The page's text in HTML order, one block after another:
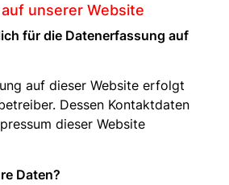
unserer Website
für die Datenerfassung auf
auf dieser Website erfolgt
Dessen Kontaktdaten
dieser Website
Daten?